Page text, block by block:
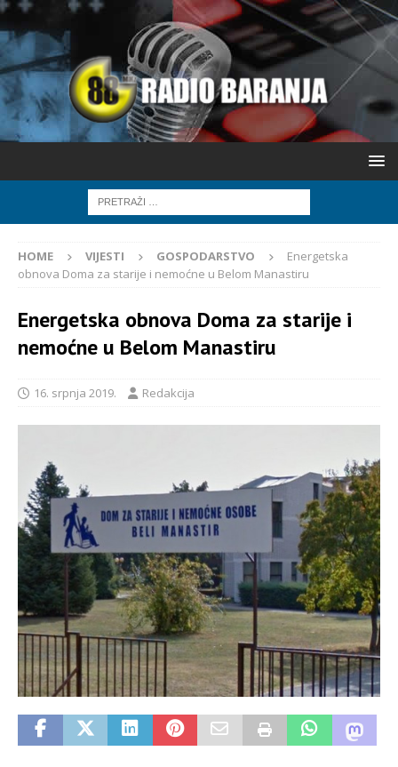
HOME VIJESTI GOSPODARSTVO
Energetska
obnova Doma za starije i nemoćne u Belom Manastiru
Energetska obnova Doma za starije i
nemoćne u Belom Manastiru
16. srpnja 2019. Redakcija